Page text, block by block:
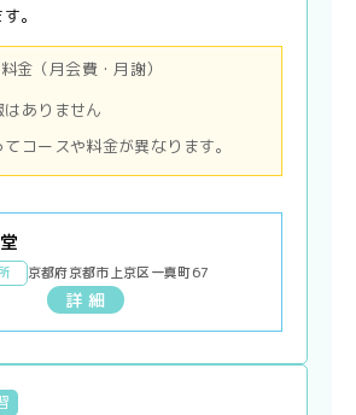
。
金（月会費・月謝）
ありません
コースや料金が異なります。
京都府京都市上京区一真町67
詳 細